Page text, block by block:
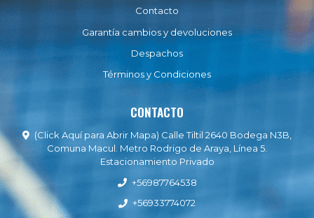
Contacto
Garantía cambios y devoluciones
Despachos
Términos y Condiciones
CONTACTO
(Click Aquí para Abrir Mapa) Calle Tiltil 2640 Bodega N3B,
Comuna Macul. Metro Rodrigo de Araya, Línea 5.
Estacionamiento Privado
+56987764538
+56933774072